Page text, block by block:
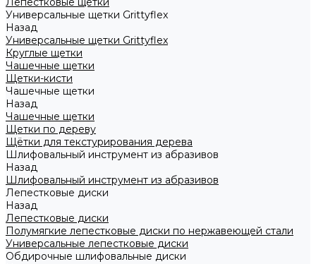
Универсальные щетки Grittyflex
Назад
Универсальные щетки Grittyflex
Круглые щетки
Чашечные щетки
Щетки-кисти
Чашечные щетки
Назад
Чашечные щетки
Щетки по дереву
Щётки для текстурирования дерева
Шлифовальный инструмент из абразивов
Назад
Шлифовальный инструмент из абразивов
Лепестковые диски
Назад
Лепестковые диски
Полумягкие лепестковые диски по нержавеющей стали
Универсальные лепестковые диски
Обдирочные шлифовальные диски